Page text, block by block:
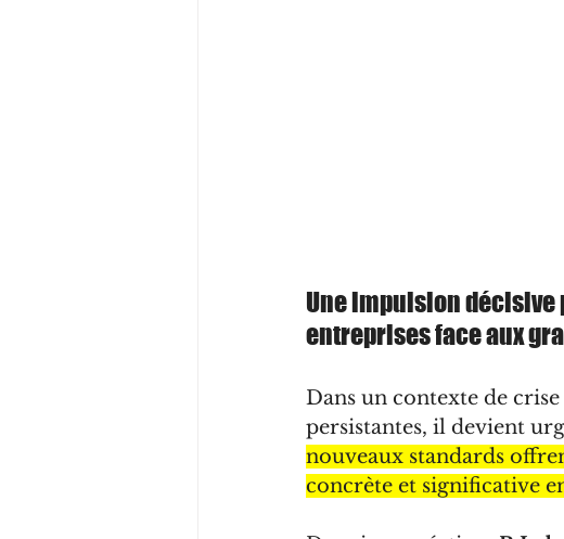
Une impulsion décisive
entreprises face aux
Dans un contexte de
persistantes, il devient
nouveaux standards
concrète et significative